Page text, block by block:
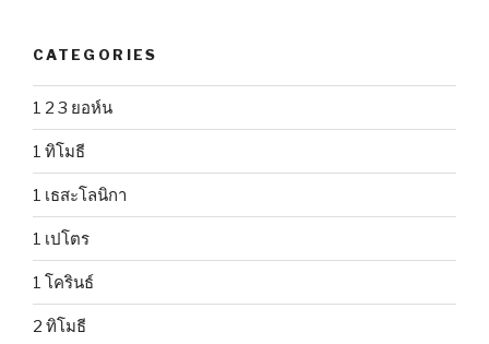
CATEGORIES
1 2 3 ยอห์น
1 ทิโมธี
1 เธสะโลนิกา
1 เปโตร
1 โครินธ์
2 ทิโมธี